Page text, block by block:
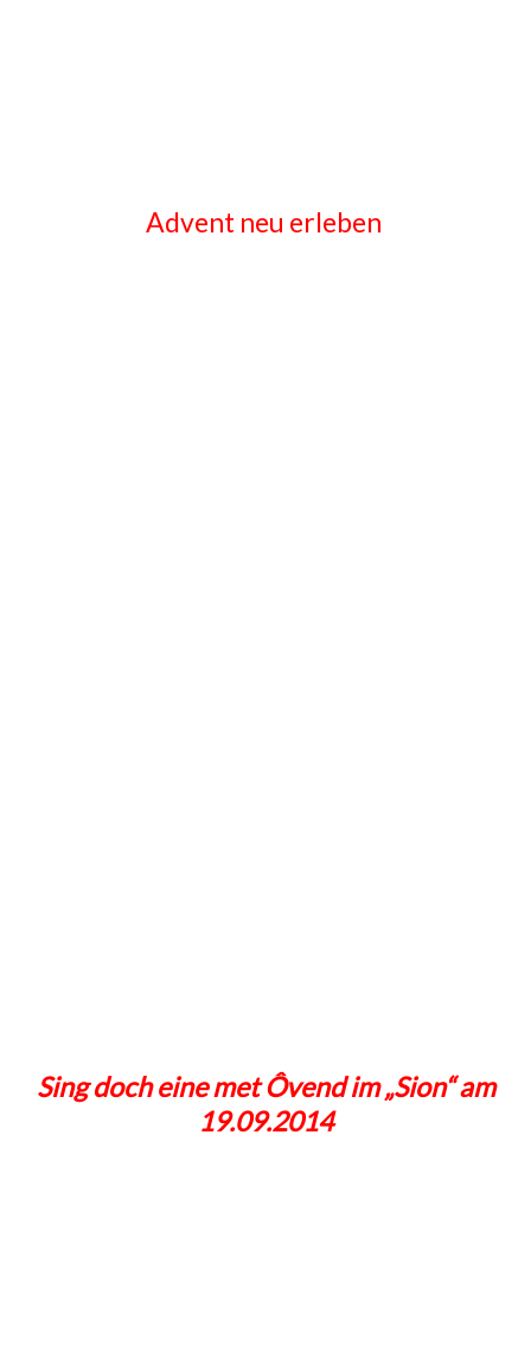
Advent neu erleben
Sing doch eine met Ôvend im „Sion“ am
19.09.2014